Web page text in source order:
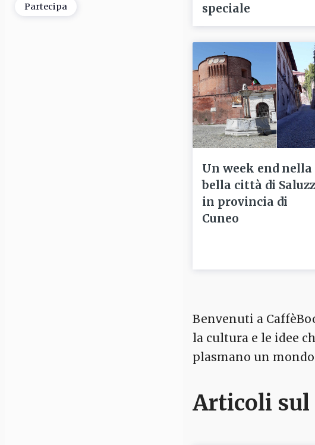
Partecipa
speciale
Un week end nella
bella città di
in provincia di
Cuneo
Benvenuti a
la cultura e le idee
plasmano un
Articoli sul